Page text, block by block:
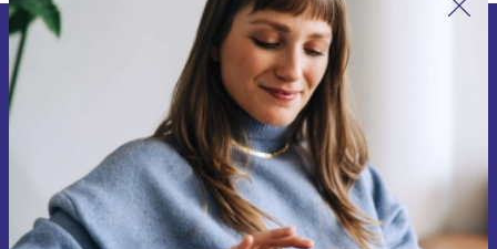
Recevoir offres et infos de refurbed
par mail
Ne manquez plus aucune offre.
S'inscrire